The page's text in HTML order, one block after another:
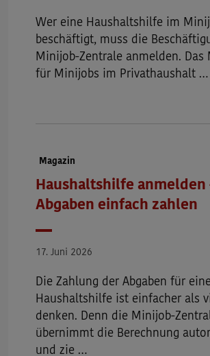
Wer eine Haushaltshilfe im
beschäftigt, muss die
Minijob-Zentrale anmelden. Das
für Minijobs im Privathaushalt …
Dokumenttyp:
Magazin
Haushaltshilfe anmelden
Abgaben einfach zahlen
Datum
17. Juni 2026
Die Zahlung der Abgaben für eine
Haushaltshilfe ist einfacher als
denken. Denn die Minijob-
übernimmt die Berechnung
und zie …